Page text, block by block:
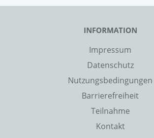
INFORMATION
Impressum
Datenschutz
Nutzungsbedingungen
Barrierefreiheit
Teilnahme
Kontakt